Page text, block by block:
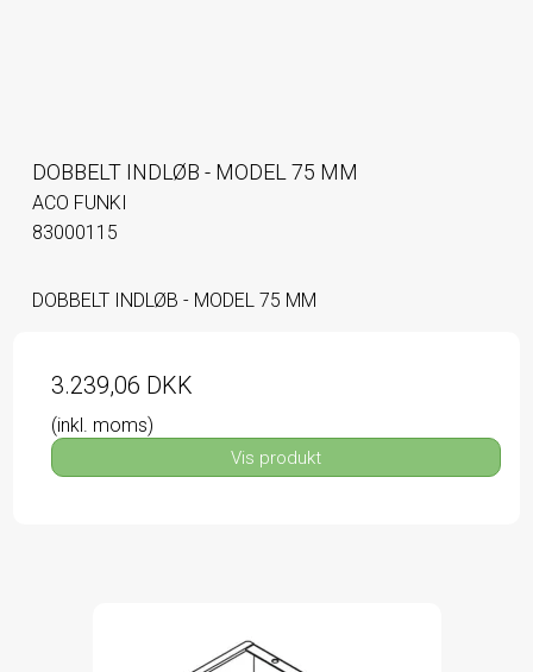
DOBBELT INDLØB - MODEL 75 MM
ACO FUNKI
83000115
DOBBELT INDLØB - MODEL 75 MM
3.239,06 DKK
(inkl. moms)
Vis produkt